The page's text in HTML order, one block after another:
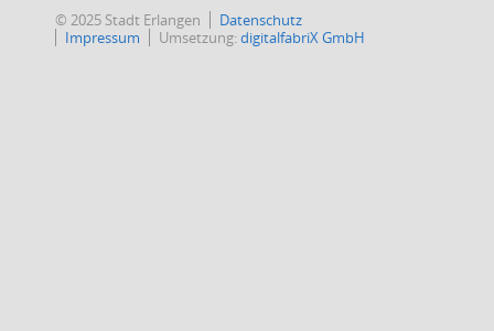
© 2025 Stadt Erlangen
Datenschutz
Impressum
Umsetzung:digitalfabriX GmbH